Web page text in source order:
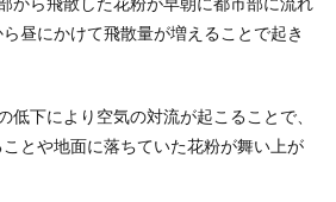
から飛散した花粉が早朝に都市部に流れ
昼にかけて飛散量が増えることで起き
低下により空気の対流が起こることで、
とや地面に落ちていた花粉が舞い上が